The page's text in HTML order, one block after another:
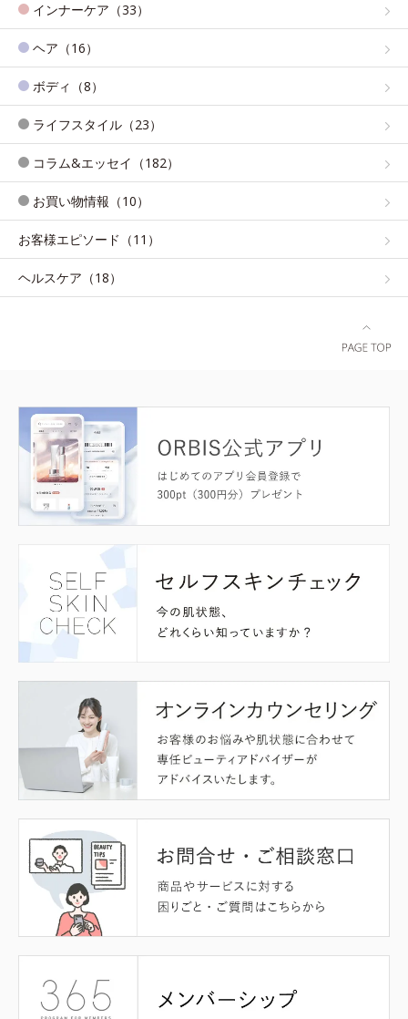
インナーケア（33）
ヘア（16）
ボディ（8）
ライフスタイル（23）
コラム&エッセイ（182）
お買い物情報（10）
お客様エピソード（11）
ヘルスケア（18）